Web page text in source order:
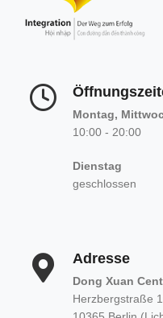
Montag,
10:00 - 20:00
Dienstag
geschlossen
Adresse
Dong Xuan
Herzbergstraße